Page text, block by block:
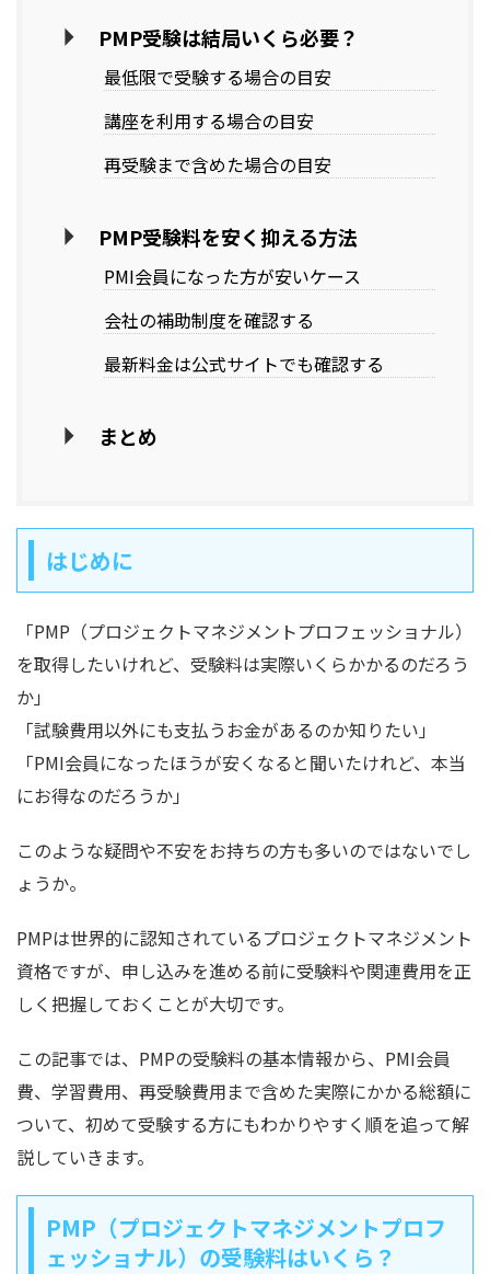
PMP受験は結局いくら必要？
最低限で受験する場合の目安
講座を利用する場合の目安
再受験まで含めた場合の目安
PMP受験料を安く抑える方法
PMI会員になった方が安いケース
会社の補助制度を確認する
最新料金は公式サイトでも確認する
まとめ
はじめに
「PMP（プロジェクトマネジメントプロフェッショナル）
を取得したいけれど、受験料は実際いくらかかるのだろう
か」
「試験費用以外にも支払うお金があるのか知りたい」
「PMI会員になったほうが安くなると聞いたけれど、本当
にお得なのだろうか」
このような疑問や不安をお持ちの方も多いのではないでし
ょうか。
PMPは世界的に認知されているプロジェクトマネジメント
資格ですが、申し込みを進める前に受験料や関連費用を正
しく把握しておくことが大切です。
この記事では、PMPの受験料の基本情報から、PMI会員
費、学習費用、再受験費用まで含めた実際にかかる総額に
ついて、初めて受験する方にもわかりやすく順を追って解
説していきます。
PMP（プロジェクトマネジメントプロフ
ェッショナル）の受験料はいくら？